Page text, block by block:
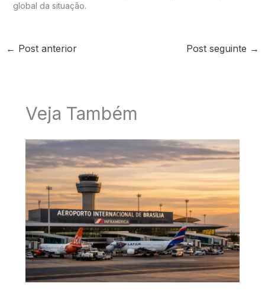
global da situação.
← Post anterior Post seguinte →
Veja Também